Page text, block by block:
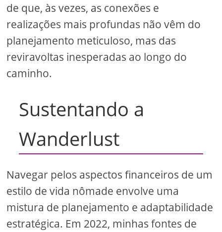
de que, às vezes, as conexões e
realizações mais profundas não vêm do
planejamento meticuloso, mas das
reviravoltas inesperadas ao longo do
caminho.
Sustentando a
Wanderlust
Navegar pelos aspectos financeiros de um
estilo de vida nômade envolve uma
mistura de planejamento e adaptabilidade
estratégica. Em 2022, minhas fontes de